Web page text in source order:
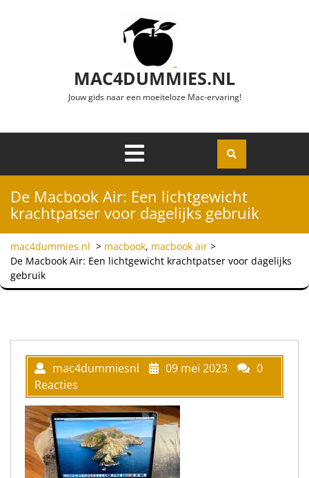
MAC4DUMMIES.NL
Jouw gids naar een moeiteloze Mac-ervaring!
Openen
De Macbook Air: Een lichtgewicht
krachtpatser voor dagelijks gebruik
mac4dummies.nl > macbook, macbook air >
De Macbook Air: Een lichtgewicht krachtpatser voor dagelijks
gebruik
mac4dummiesnl 09 mei 2023
0
Reacties